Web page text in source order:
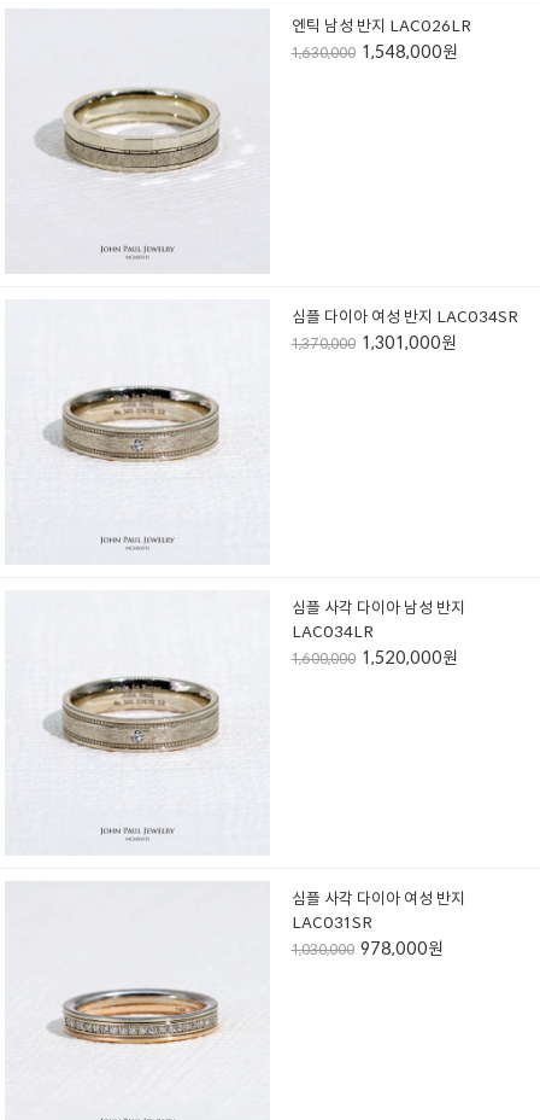
엔틱 남성 반지 LAC026LR
1,630,000 1,548,000원
심플 다이아 여성 반지 LAC034SR
1,370,000 1,301,000원
심플 사각 다이아 남성 반지
LAC034LR
1,600,000 1,520,000원
심플 사각 다이아 여성 반지
LAC031SR
1,030,000 978,000원